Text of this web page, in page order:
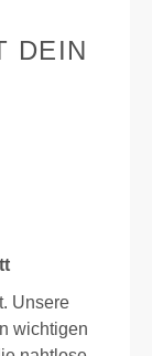
DEIN
Unsere
wichtigen